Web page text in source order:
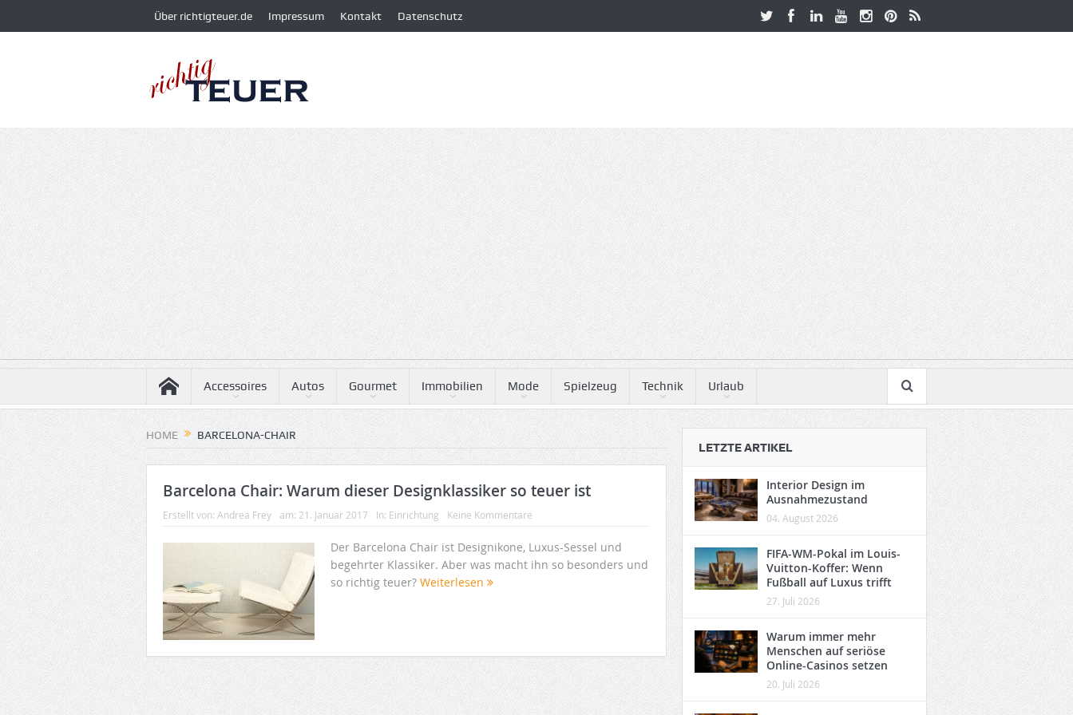
Über richtigteuer.de Impressum Kontakt Datenschutz
Accessoires Autos Gourmet Immobilien Mode Spielzeug Technik Urlaub
HOME BARCELONA-CHAIR
Barcelona Chair: Warum dieser Designklassiker so teuer ist
Erstellt von: Andrea Frey am: 21. Januar 2017 In: Einrichtung Keine Kommentare
Der Barcelona Chair ist Designikone, Luxus-Sessel und
begehrter Klassiker. Aber was macht ihn so besonders und
so richtig teuer? Weiterlesen
LETZTE ARTIKEL
Interior Design im
Ausnahmezustand
04. August 2026
FIFA-WM-Pokal im Louis-
Vuitton-Koffer: Wenn
Fußball auf Luxus trifft
27. Juli 2026
Warum immer mehr
Menschen auf seriöse
Online-Casinos setzen
20. Juli 2026